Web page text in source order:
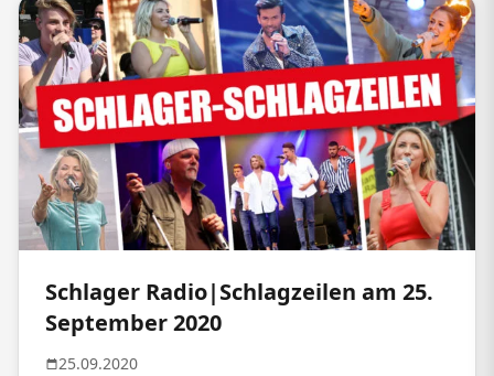
Schlager Radio|Schlagzeilen am 25.
September 2020
25.09.2020